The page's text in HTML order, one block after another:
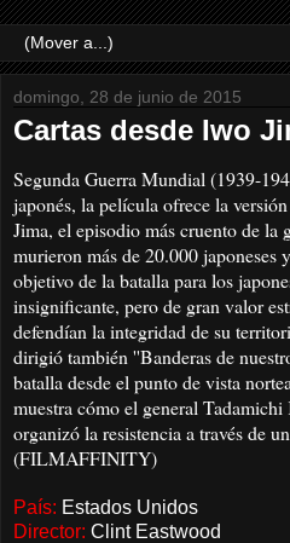
domingo, 28 de junio de 2015
Cartas desde Iwo
Segunda Guerra Mundial (1939-
japonés, la película ofrece la
Jima, el episodio más cruento de la
murieron más de 20.000 japoneses
objetivo de la batalla para los
insignificante, pero de gran valor
defendían la integridad de su
dirigió también ''Banderas de
batalla desde el punto de vista
muestra cómo el general
organizó la resistencia a través de
(FILMAFFINITY)
País: Estados Unidos
Director: Clint Eastwood